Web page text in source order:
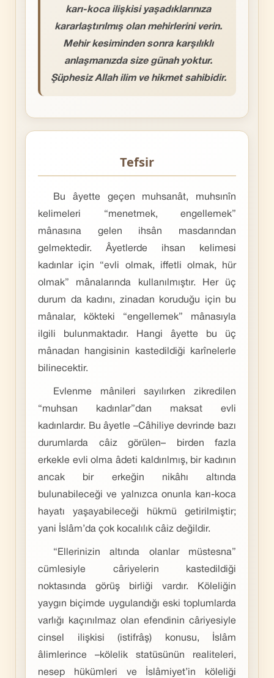
karı-koca ilişkisi yaşadıklarınıza
kararlaştırılmış olan mehirlerini verin.
Mehir kesiminden sonra karşılıklı
anlaşmanızda size günah yoktur.
Şüphesiz Allah ilim ve hikmet sahibidir.
Tefsir
Bu âyette geçen muhsanât, muhsınîn
kelimeleri “menetmek, engellemek”
mânasına gelen ihsân masdarından
gelmektedir. Âyetlerde ihsan kelimesi
kadınlar için “evli olmak, iffetli olmak, hür
olmak” mânalarında kullanılmıştır. Her üç
durum da kadını, zinadan koruduğu için bu
mânalar, kökteki “engellemek” mânasıyla
ilgili bulunmaktadır. Hangi âyette bu üç
mânadan hangisinin kastedildiği karînelerle
bilinecektir.
Evlenme mânileri sayılırken zikredilen
“muhsan kadınlar”dan maksat evli
kadınlardır. Bu âyetle –Câhiliye devrinde bazı
durumlarda câiz görülen– birden fazla
erkekle evli olma âdeti kaldırılmış, bir kadının
ancak bir erkeğin nikâhı altında
bulunabileceği ve yalnızca onunla karı-koca
hayatı yaşayabileceği hükmü getirilmiştir;
yani İslâm’da çok kocalılık câiz değildir.
“Ellerinizin altında olanlar müstesna”
cümlesiyle câriyelerin kastedildiği
noktasında görüş birliği vardır. Köleliğin
yaygın biçimde uygulandığı eski toplumlarda
varlığı kaçınılmaz olan efendinin câriyesiyle
cinsel ilişkisi (istifrâş) konusu, İslâm
âlimlerince –kölelik statüsünün realiteleri,
nesep hükümleri ve İslâmiyet’in köleliği